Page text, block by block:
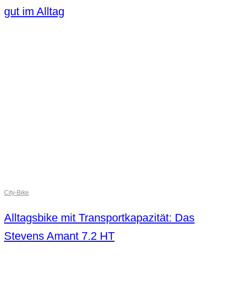
gut im Alltag
City-Bike
Alltagsbike mit Transportkapazität: Das
Stevens Amant 7.2 HT